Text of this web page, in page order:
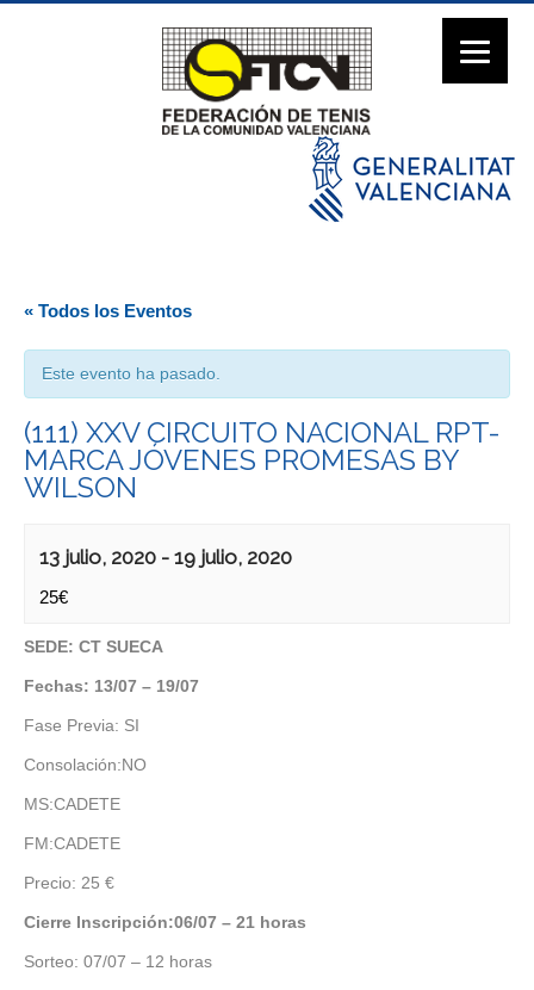
« Todos los Eventos
Este evento ha pasado.
(111) XXV CIRCUITO NACIONAL RPT-
MARCA JÓVENES PROMESAS BY
WILSON
13 julio, 2020 - 19 julio, 2020
25€
SEDE: CT SUECA
Fechas: 13/07 – 19/07
Fase Previa: SI
Consolación:NO
MS:CADETE
FM:CADETE
Precio: 25 €
Cierre Inscripción:06/07 – 21 horas
Sorteo: 07/07 – 12 horas